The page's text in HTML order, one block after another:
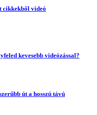
cikkekből videó
kevesebb videózással?
út a hosszú távú